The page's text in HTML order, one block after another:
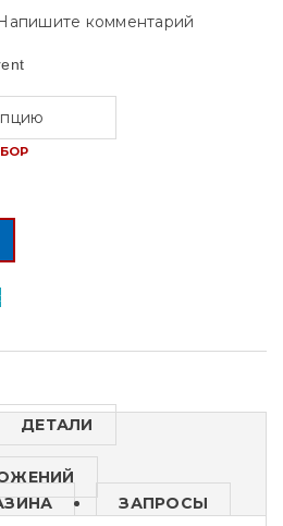
комментарий
ДЕТАЛИ
ЗАПРОСЫ